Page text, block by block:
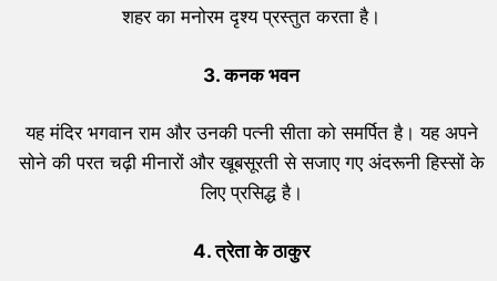
शहर का मनोरम दृश्य प्रस्तुत करता है।
3.कनक भवन
यह मंदिर भगवान राम और उनकी पत्नी सीता को समर्पित है। यह अपने
सोने की परत चढ़ी मीनारों और खूबसूरती से सजाए गए अंदरूनी हिस्सों के
लिए प्रसिद्ध है।
4.त्रेता के ठाकुर